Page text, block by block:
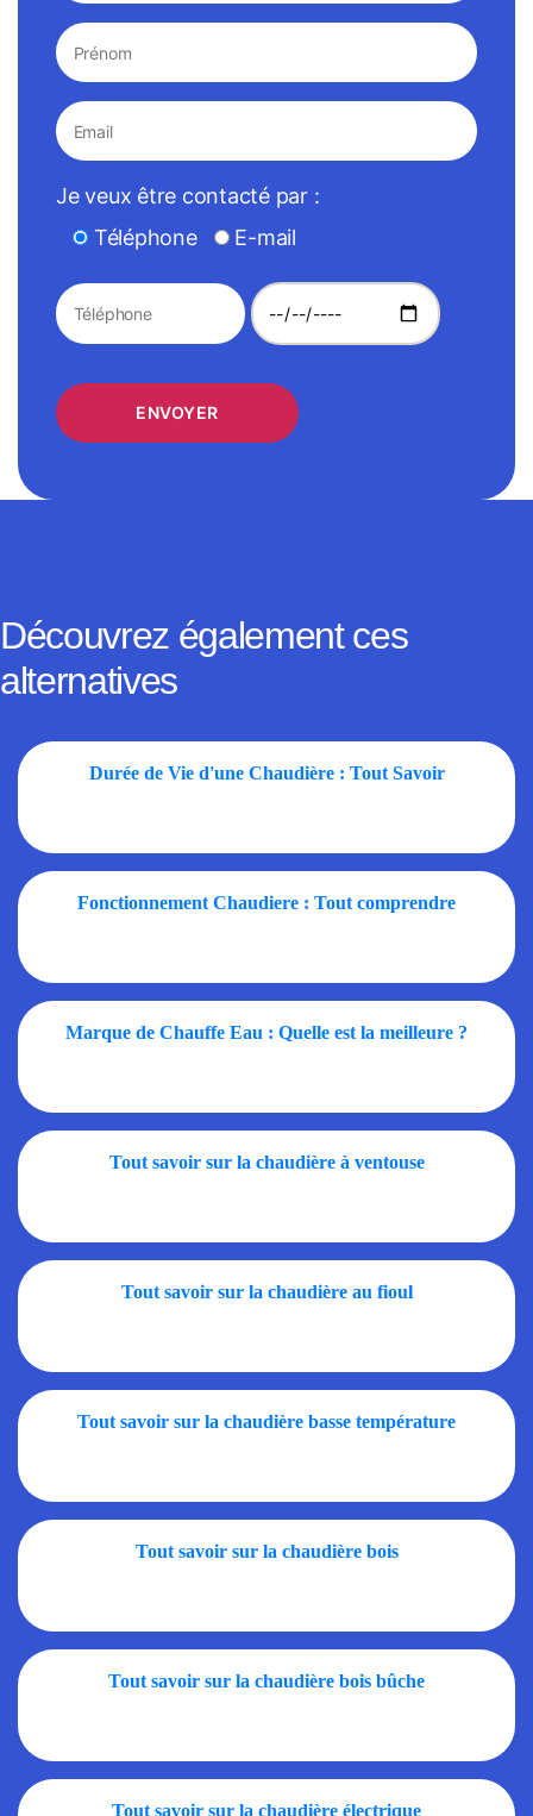
Je veux être contacté par :
Téléphone
E-mail
Découvrez également ces
alternatives
Durée de Vie d'une Chaudière : Tout Savoir
Fonctionnement Chaudiere : Tout comprendre
Marque de Chauffe Eau : Quelle est la meilleure ?
Tout savoir sur la chaudière à ventouse
Tout savoir sur la chaudière au fioul
Tout savoir sur la chaudière basse température
Tout savoir sur la chaudière bois
Tout savoir sur la chaudière bois bûche
Tout savoir sur la chaudière électrique